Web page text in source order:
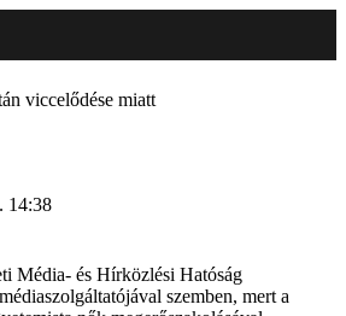
viccelődése miatt
14:38
Média- és Hírközlési Hatóság
szemben, mert a